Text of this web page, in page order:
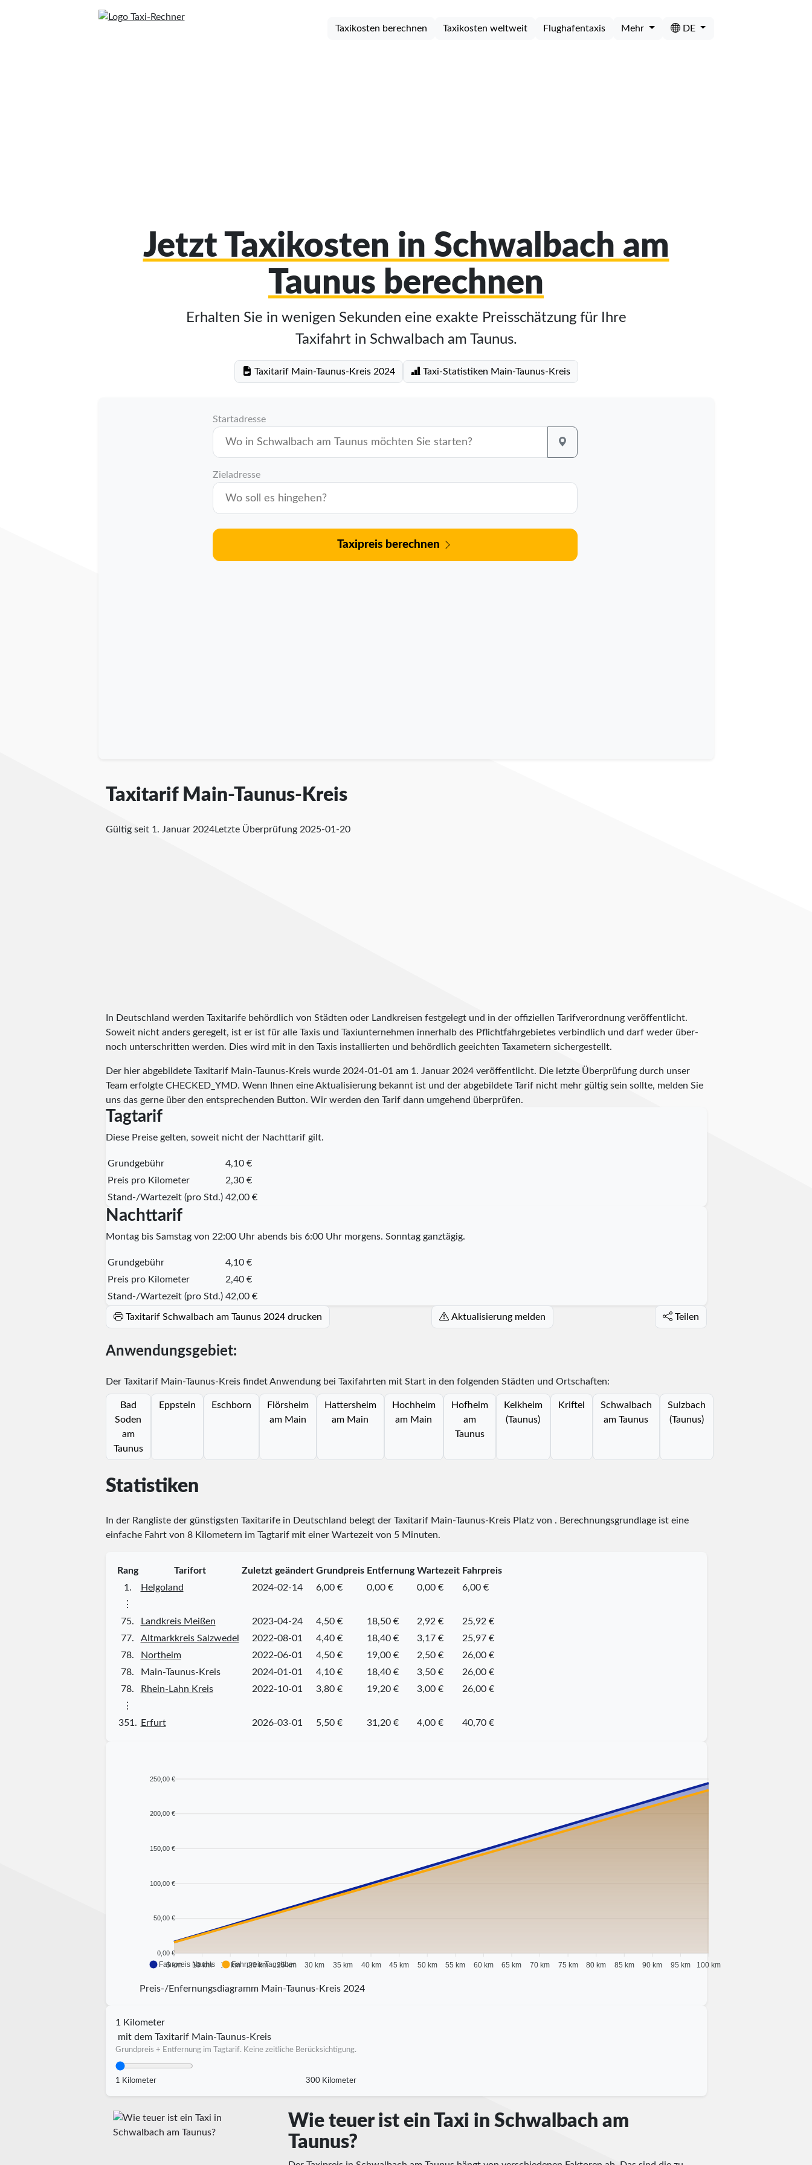
Taxikosten berechnen Taxikosten weltweit Flughafentaxis Mehr DE
Jetzt Taxikosten in Schwalbach am
Taunus berechnen
Erhalten Sie in wenigen Sekunden eine exakte Preisschätzung für Ihre
Taxifahrt in Schwalbach am Taunus.
Taxitarif Main-Taunus-Kreis 2024 Taxi-Statistiken Main-Taunus-Kreis
Startadresse
Zieladresse
Taxipreis berechnen
Taxitarif Main-Taunus-Kreis
Gültig seit 1. Januar 2024Letzte Überprüfung 2025-01-20
In Deutschland werden Taxitarife behördlich von Städten oder Landkreisen festgelegt und in der offiziellen Tarifverordnung veröffentlicht.
Soweit nicht anders geregelt, ist er ist für alle Taxis und Taxiunternehmen innerhalb des Pflichtfahrgebietes verbindlich und darf weder über-
noch unterschritten werden. Dies wird mit in den Taxis installierten und behördlich geeichten Taxametern sichergestellt.
Der hier abgebildete Taxitarif Main-Taunus-Kreis wurde 2024-01-01 am 1. Januar 2024 veröffentlicht. Die letzte Überprüfung durch unser
Team erfolgte CHECKED_YMD. Wenn Ihnen eine Aktualisierung bekannt ist und der abgebildete Tarif nicht mehr gültig sein sollte, melden Sie
uns das gerne über den entsprechenden Button. Wir werden den Tarif dann umgehend überprüfen.
Tagtarif
Diese Preise gelten, soweit nicht der Nachttarif gilt.
Grundgebühr
4,10 €
Preis pro Kilometer
2,30 €
Stand-/Wartezeit (pro Std.) 42,00 €
Nachttarif
Montag bis Samstag von 22:00 Uhr abends bis 6:00 Uhr morgens. Sonntag ganztägig.
Grundgebühr
4,10 €
Preis pro Kilometer
2,40 €
Stand-/Wartezeit (pro Std.) 42,00 €
Taxitarif Schwalbach am Taunus 2024 drucken Aktualisierung melden Teilen
Anwendungsgebiet:
Der Taxitarif Main-Taunus-Kreis findet Anwendung bei Taxifahrten mit Start in den folgenden Städten und Ortschaften:
Bad
Soden
am
Taunus
Eppstein Eschborn
Flörsheim
am Main
Hattersheim
am Main
Hochheim
am Main
Hofheim
am
Taunus
Kelkheim
(Taunus)
Kriftel
Schwalbach
am Taunus
Sulzbach
(Taunus)
Statistiken
In der Rangliste der günstigsten Taxitarife in Deutschland belegt der Taxitarif Main-Taunus-Kreis Platz von . Berechnungsgrundlage ist eine
einfache Fahrt von 8 Kilometern im Tagtarif mit einer Wartezeit von 5 Minuten.
Rang Tarifort Zuletzt geändert Grundpreis Entfernung Wartezeit Fahrpreis
1.
Helgoland 2024-02-14 6,00 € 0,00 € 0,00 €
6,00 €
⋮
75.
Landkreis Meißen 2023-04-24 4,50 € 18,50 € 2,92 €
25,92 €
77.
Altmarkkreis Salzwedel 2022-08-01 4,40 € 18,40 € 3,17 €
25,97 €
78.
Northeim 2022-06-01 4,50 € 19,00 € 2,50 €
26,00 €
78.
Main-Taunus-Kreis 2024-01-01 4,10 € 18,40 € 3,50 €
26,00 €
78.
Rhein-Lahn Kreis 2022-10-01 3,80 € 19,20 € 3,00 €
26,00 €
⋮
351.
Erfurt 2026-03-01 5,50 € 31,20 € 4,00 € 40,70 €
250,00 €
200,00 €
150,00 €
100,00 €
50,00 €
0,00 €
5 km 10 km 15 km 20 km 25 km 30 km 35 km 40 km 45 km 50 km 55 km 60 km 65 km 70 km 75 km 80 km 85 km 90 km 95 km 100 km
Fahrpreis Nachts Fahrpreis Tagsüber
Preis-/Enfernungsdiagramm Main-Taunus-Kreis 2024
1 Kilometer
mit dem Taxitarif Main-Taunus-Kreis
Grundpreis + Entfernung im Tagtarif. Keine zeitliche Berücksichtigung.
1 Kilometer 300 Kilometer
Wie teuer ist ein Taxi in Schwalbach am
Taunus?